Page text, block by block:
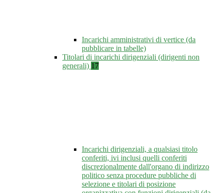
Incarichi amministrativi di vertice (da
pubblicare in tabelle)
Titolari di incarichi dirigenziali (dirigenti non
generali) 17
Incarichi dirigenziali, a qualsiasi titolo
conferiti, ivi inclusi quelli conferiti
discrezionalmente dall'organo di indirizzo
politico senza procedure pubbliche di
selezione e titolari di posizione